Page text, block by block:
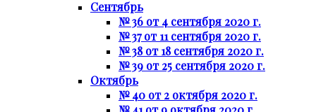
Сентябрь
№ 36 от 4 сентября 2020 г.
№ 37 от 11 сентября 2020 г.
№ 38 от 18 сентября 2020 г.
№ 39 от 25 сентября 2020 г.
Октябрь
№ 40 от 2 октября 2020 г.